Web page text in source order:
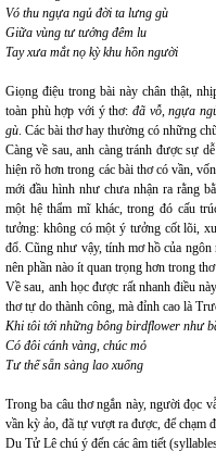
Vó thu ngựa ngủ đời ta lưng gù
Giữa vùng tư tưởng đêm lu
Tay xưa mắt nọ kỳ khu hồn người
Giọng điệu trong bài này chân thật,
toàn phù hợp với ý thơ: đã vỗ, ngựa
gù. Các bài thơ hay thường có những
Càng về sau, anh càng tránh được sự
hiện rõ hơn trong các bài thơ có vần,
mới đầu hình như chưa nhận ra rằng
một hệ thẩm mĩ khác, trong đó cấu
tưởng: không có một ý tưởng cốt lõi,
đổ. Cũng như vậy, tính mơ hồ của
nên phần nào ít quan trọng hơn trong
Về sau, anh học được rất nhanh điều
thơ tự do thành công, mà đỉnh cao là
Khi tôi tới những bông birdflower như
Có đôi cánh vàng, chúc mỏ
Tư thế sẵn sàng lao xuống
Trong ba câu thơ ngắn này, người đọc
vần kỳ ảo, đã tự vượt ra được, để chạm
Du Tử Lê chú ý đến các âm tiết